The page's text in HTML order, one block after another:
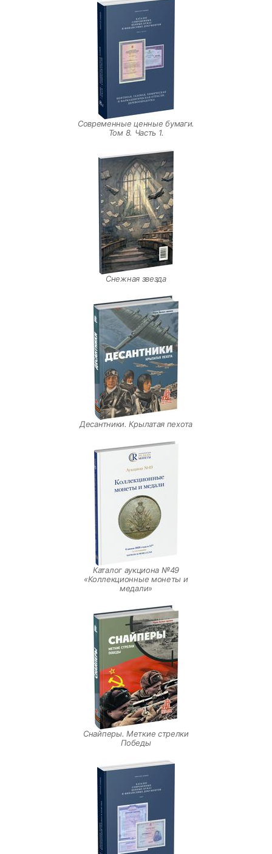
Современные ценные бумаги.
Том 8. Часть 1.
Снежная звезда
Десантники. Крылатая пехота
Каталог аукциона №49
«Коллекционные монеты и
медали»
Снайперы. Меткие стрелки
Победы